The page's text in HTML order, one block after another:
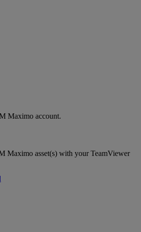
Maximo account.
Maximo asset(s) with your TeamViewer